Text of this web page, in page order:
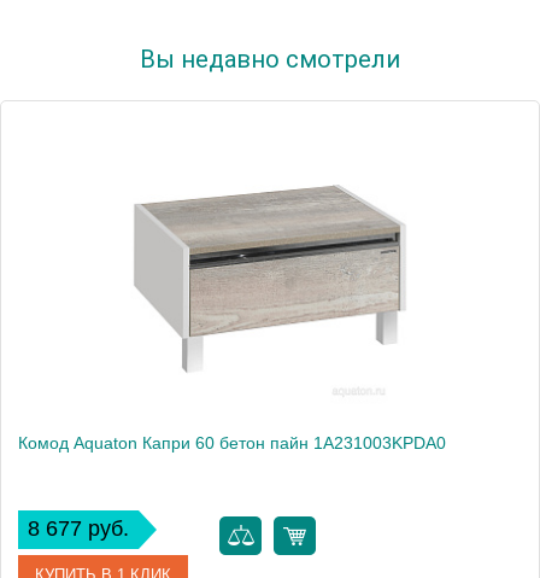
Вы недавно смотрели
Комод Aquaton Капри 60 бетон пайн 1A231003KPDA0
8 677 руб.